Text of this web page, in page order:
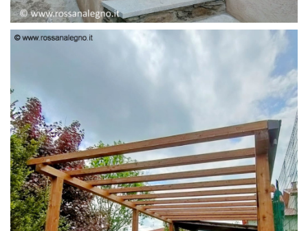
PENSILINA ENTRATA